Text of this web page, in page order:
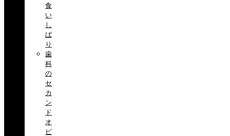
食
い
し
ば
り
歯
科
の
セ
カ
ン
ド
オ
ピ